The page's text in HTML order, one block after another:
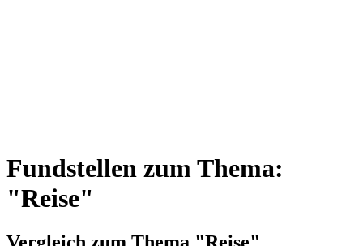
Fundstellen zum Thema:
"Reise"